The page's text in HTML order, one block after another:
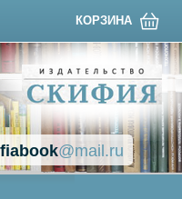
КОРЗИНА
@mail.ru